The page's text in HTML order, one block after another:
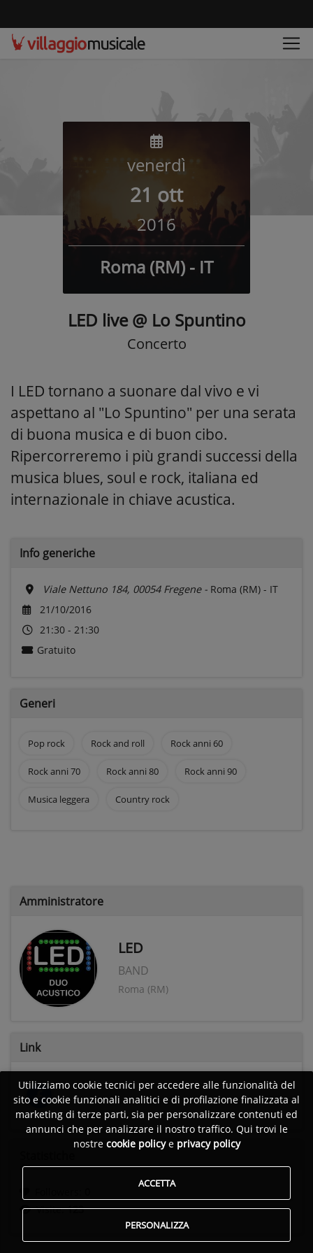
venerdì
21 ott
2016
Roma (RM) - IT
LED live @ Lo Spuntino
Concerto
I LED tornano a suonare dal vivo e vi
aspettano al "Lo Spuntino" per una serata
di buona musica e di buon cibo.
Ripercorreremo i più grandi successi della
musica blues, soul e rock, italiana ed
internazionale in chiave acustica.
Info generiche
Viale Nettuno 184, 00054 Fregene - Roma (RM) - IT
21/10/2016
21:30 - 21:30
Gratuito
Generi
Pop rock Rock and roll Rock anni 60
Rock anni 70 Rock anni 80 Rock anni 90
Musica leggera Country rock
Amministratore
LED
BAND
Roma (RM)
Link
Visite:123
Utilizziamo cookie tecnici per accedere alle funzionalità del
sito e cookie funzionali analitici e di profilazione finalizzata al
marketing di terze parti, sia per personalizzare contenuti ed
annunci che per analizzare il nostro traffico. Qui trovi le
nostre cookie policye privacy policy
ACCETTA
PERSONALIZZA